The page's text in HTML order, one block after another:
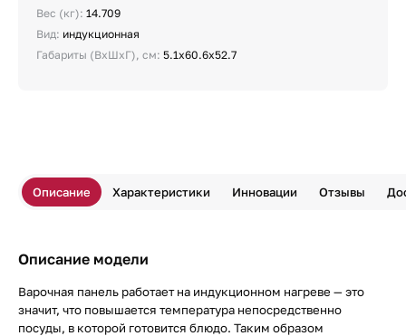
Вес (кг): 14.709
Вид: индукционная
Габариты (ВхШхГ), см: 5.1х60.6х52.7
Описание Характеристики Инновации Отзывы
Описание модели
Варочная панель работает на индукционном нагреве — это
значит, что повышается температура непосредственно
посуды, в которой готовится блюдо. Таким образом